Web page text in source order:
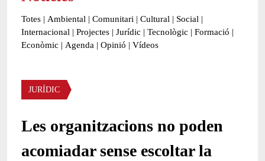
Totes | Ambiental | Comunitari | Cultural | Social |
Internacional | Projectes | Jurídic | Tecnològic | Formació |
Econòmic | Agenda | Opinió | Vídeos
Àmbit de la notícia
JURÍDIC
Les organitzacions no poden
acomiadar sense escoltar la